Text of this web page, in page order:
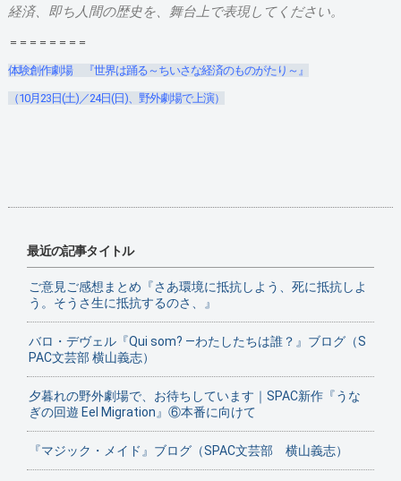
経済、即ち人間の歴史を、舞台上で表現してください。
＝＝＝＝＝＝＝＝
体験創作劇場 『世界は踊る～ちいさな経済のものがたり～』
（10月23日(土)／24日(日)、野外劇場で上演）
最近の記事タイトル
ご意見ご感想まとめ『さあ環境に抵抗しよう、死に抵抗しよ
う。そうさ生に抵抗するのさ、』
バロ・デヴェル『Qui som? ―わたしたちは誰？』ブログ（S
PAC文芸部 横山義志）
夕暮れの野外劇場で、お待ちしています｜SPAC新作『うな
ぎの回遊 Eel Migration』⑥本番に向けて
『マジック・メイド』ブログ（SPAC文芸部 横山義志）